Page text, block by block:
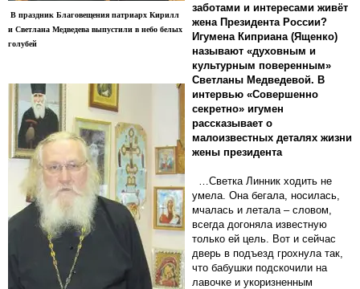
В праздник Благовещения патриарх Кирилл
и Светлана Медведева выпустили в небо белых
голубей
заботами и интересами живёт
жена Президента России?
Игумена Киприана (Ященко)
называют «духовным и
культурным поверенным»
Светланы Медведевой. В
интервью «Совершенно
секретно» игумен
рассказывает о
малоизвестных деталях жизни
жены президента
…Светка Линник ходить не
умела. Она бегала, носилась,
мчалась и летала – словом,
всегда догоняла известную
только ей цель. Вот и сейчас
дверь в подъезд грохнула так,
что бабушки подскочили на
лавочке и укоризненным